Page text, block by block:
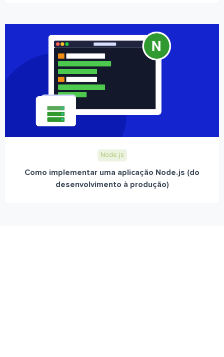
Node.js
Como implementar uma aplicação Node.js (do
desenvolvimento à produção)